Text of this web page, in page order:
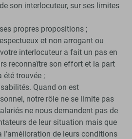
son interlocuteur, sur ses limites
propres propositions ;
et non arrogant ou
interlocuteur a fait un pas en
reconnaître son effort et la part
trouvée ;
Quand on est
notre rôle ne se limite pas
ne nous demandent pas de
de leur situation mais que
l’amélioration de leurs conditions